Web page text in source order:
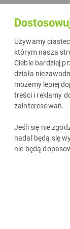
Używamy
którym nasza
Ciebie bardziej
działa
możemy lepiej
treści i reklamy
zainteresowań.
Jeśli się nie
nadal będą się
nie będą